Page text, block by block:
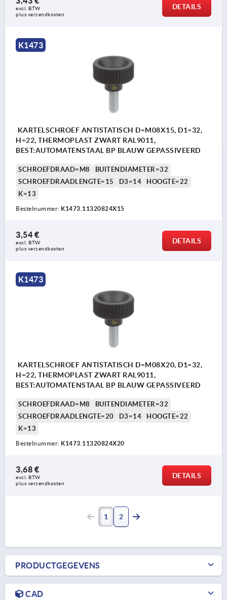
excl. BTW
plus verzendkosten
DETAILS
K1473
KARTELSCHROEF ANTISTATISCH D=M08X15, D1=32,
H=22, THERMOPLAST ZWART RAL9011,
BEST:AUTOMATENSTAAL BP BLAUW GEPASSIVEERD
SCHROEFDRAAD=M8
BUITENDIAMETER=32
SCHROEFDRAADLENGTE=15
D3=14
HOOGTE=22
K=13
Bestelnummer: K1473.11320824X15
3,54 €
excl. BTW
plus verzendkosten
DETAILS
K1473
KARTELSCHROEF ANTISTATISCH D=M08X20, D1=32,
H=22, THERMOPLAST ZWART RAL9011,
BEST:AUTOMATENSTAAL BP BLAUW GEPASSIVEERD
SCHROEFDRAAD=M8
BUITENDIAMETER=32
SCHROEFDRAADLENGTE=20
D3=14
HOOGTE=22
K=13
Bestelnummer: K1473.11320824X20
3,68 €
excl. BTW
plus verzendkosten
DETAILS
1 2
PRODUCTGEGEVENS
CAD